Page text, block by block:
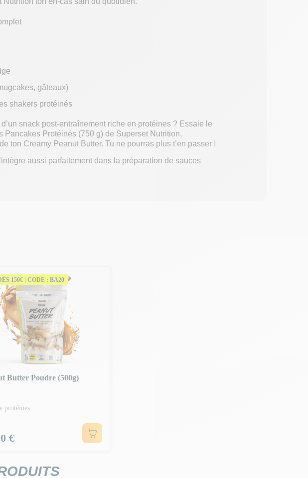
gâteaux)
shakers protéinés
snack post-entraînement riche en protéines ? Essaie le
Pancakes Protéinés (750 g) de Superset Nutrition,
ton Creamy Peanut Butter. Tu ne pourras plus t’en passer !
aussi parfaitement dans la préparation de sauces
150€ | CODE : BA20
Butter Poudre (500g)
protéines
€